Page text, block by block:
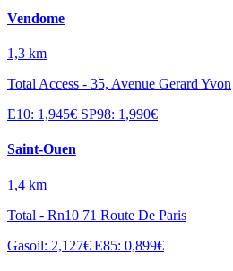
Vendome
1,3 km
Total Access - 35, Avenue Gerard Yvon
E10: 1,945€ SP98: 1,990€
Saint-Ouen
1,4 km
Total - Rn10 71 Route De Paris
Gasoil: 2,127€ E85: 0,899€